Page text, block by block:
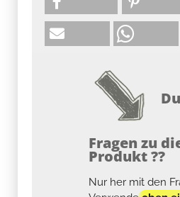
Fragen zu
Produkt ??
Nur her mit den